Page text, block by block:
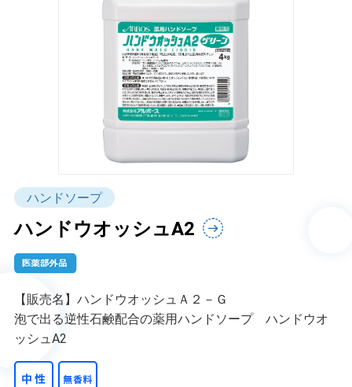
ハンドソープ
ハンドウオッシュA2
【販売名】ハンドウオッシュＡ２－Ｇ
泡で出る逆性石鹸配合の薬用ハンドソープ ハンドウオ
ッシュA2